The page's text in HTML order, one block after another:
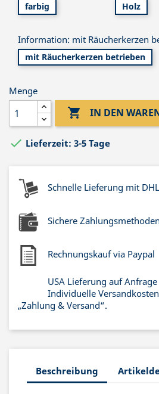
farbig Holz
Information: mit Räucherkerzen
mit Räucherkerzen betrieben
Menge
 IN DEN
 Lieferzeit: 3-5 Tage
Schnelle Lieferung mit DHL
Sichere Zahlungsmethoden
Rechnungskauf via Paypal
USA Lieferung auf Anfrage
Individuelle
„Zahlung & Versand“.
Beschreibung